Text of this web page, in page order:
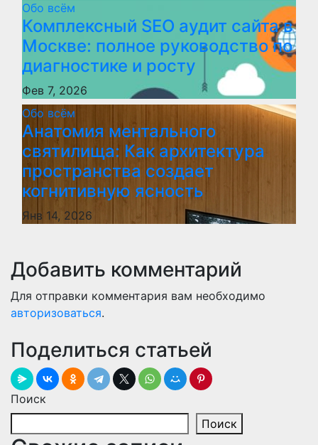
Обо всём
Комплексный SEO аудит сайта в
Москве: полное руководство по
диагностике и росту
Фев 7, 2026
Обо всём
Анатомия ментального
святилища: Как архитектура
пространства создает
когнитивную ясность
Янв 14, 2026
Добавить комментарий
Для отправки комментария вам необходимо
авторизоваться.
Поделиться статьей
Поиск
Поиск